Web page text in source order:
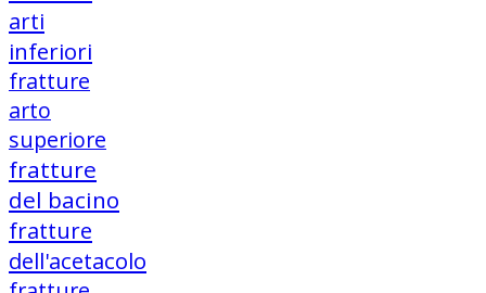
arti
inferiori
fratture
arto
superiore
fratture
del bacino
fratture
dell'acetacolo